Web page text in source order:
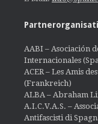
AABI – Asociación
Internacionales
ACER – Les Amis
(Frankreich)
ALBA – Abraham
A.I.C.V.A.S. –
Antifascisti di